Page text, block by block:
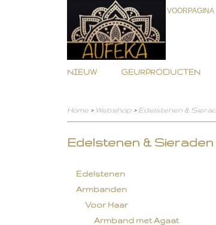
VOORPAGINA
NIEUW GEURPRODUCTEN
Home > Webshop > Edelstenen &
Edelstenen & Sieraden
Edelstenen
Armbanden
Voor Haar
Armband met Agaat